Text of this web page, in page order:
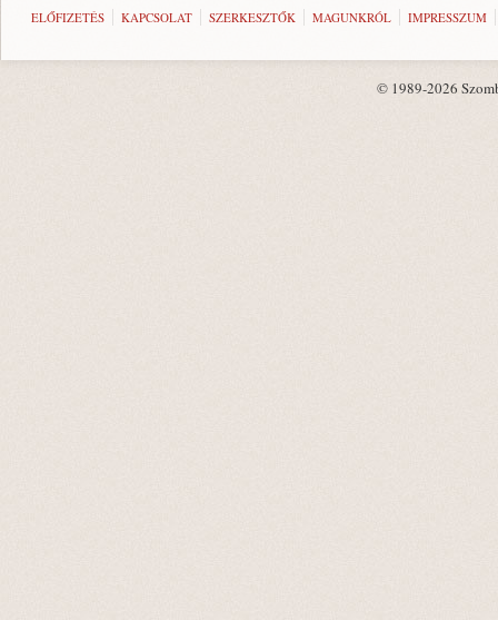
ELŐFIZETÉS KAPCSOLAT SZERKESZTŐK MAGUNKRÓL IMPRESSZUM
© 1989-2026